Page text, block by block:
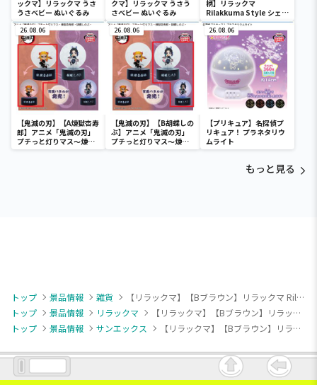
ックマ】リラックマ うさ
うさべビー ぬいぐるみ
クマ】リラックマ うさう
さべビー ぬいぐるみ
柄】リラックマ
Rilakkuma Style シェー
ドライト
26.08.06
【鬼滅の刃】【A煉獄杏寿
郎】アニメ「鬼滅の刃」
プチっと灯りマス～煉獄
杏寿郎・胡蝶しのぶ～
26.08.06
【鬼滅の刃】【B胡蝶しの
ぶ】アニメ「鬼滅の刃」
プチっと灯りマス～煉獄
杏寿郎・胡蝶しのぶ～
26.08.06
【プリキュア】名探偵プ
リキュア！ プラネタリウ
ムライト
もっと見る
トップ 景品情報 雑貨
【リラックマ】【Bブラウン】リラックマ Rilakkuma Style クリア窓付き薄型収納ボックス
トップ
景品情報 リラックマ
【リラックマ】【Bブラウン】リラックマ Rilakkuma Style クリア窓付き薄型収納ボックス
トップ
景品情報 サンエックス 【リラックマ】【Bブラウン】リラックマ Rilakkuma Style クリア窓付き薄型収納ボックス